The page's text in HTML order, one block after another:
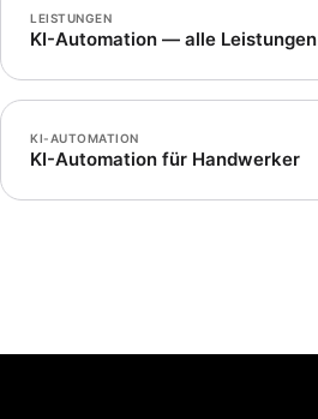
LEISTUNGEN
KI-Automation — alle Leistungen
KI-AUTOMATION
KI-Automation für Handwerker